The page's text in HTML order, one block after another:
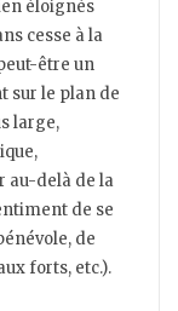
éloignés
cesse à la
être un
sur le plan de
large,
au-delà de la
de se
de
forts, etc.).